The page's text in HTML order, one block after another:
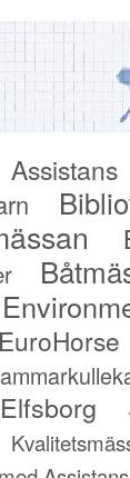
Assistans
EuroHorse